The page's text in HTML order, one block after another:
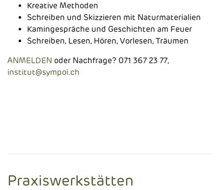
Kreative Methoden
Schreiben und Skizzieren mit Naturmaterialien
Kamingespräche und Geschichten am Feuer
Schreiben, Lesen, Hören, Vorlesen, Träumen
ANMELDEN oder Nachfrage? 071 367 23 77,
institut@sympoi.ch
Praxiswerkstätten